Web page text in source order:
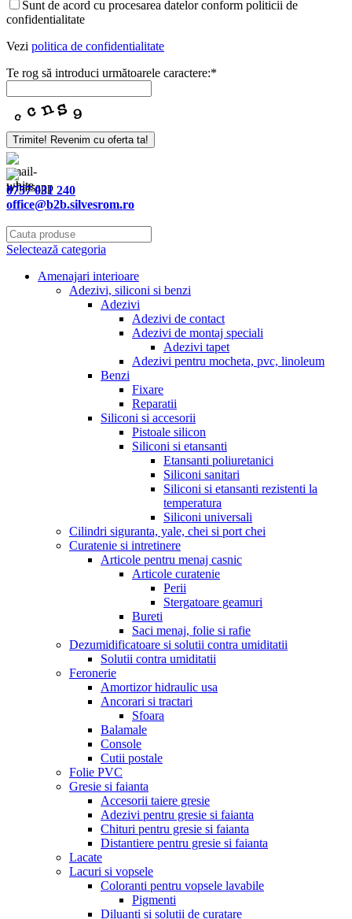
Sunt de acord cu procesarea datelor conform politicii de
confidentialitate
Vezi politica de confidentialitate
Te rog să introduci următoarele caractere:*
Trimite! Revenim cu oferta ta!
Your
Website
0757 031 240
office@b2b.silvesrom.ro
Selectează categoria
Amenajari interioare
Adezivi, siliconi si benzi
Adezivi
Adezivi de contact
Adezivi de montaj speciali
Adezivi tapet
Adezivi pentru mocheta, pvc, linoleum
Benzi
Fixare
Reparatii
Siliconi si accesorii
Pistoale silicon
Siliconi si etansanti
Etansanti poliuretanici
Siliconi sanitari
Siliconi si etansanti rezistenti la
temperatura
Siliconi universali
Cilindri siguranta, yale, chei si port chei
Curatenie si intretinere
Articole pentru menaj casnic
Articole curatenie
Perii
Stergatoare geamuri
Bureti
Saci menaj, folie si rafie
Dezumidificatoare si solutii contra umiditatii
Solutii contra umiditatii
Feronerie
Amortizor hidraulic usa
Ancorari si tractari
Sfoara
Balamale
Console
Cutii postale
Folie PVC
Gresie si faianta
Accesorii taiere gresie
Adezivi pentru gresie si faianta
Chituri pentru gresie si faianta
Distantiere pentru gresie si faianta
Lacate
Lacuri si vopsele
Coloranti pentru vopsele lavabile
Pigmenti
Diluanti si solutii de curatare